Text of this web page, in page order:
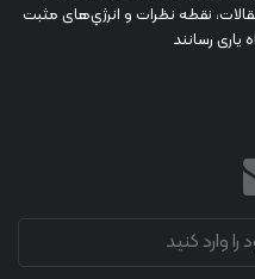
نقطه نظرات و انرژي‌های مثبت
یاری رسانند